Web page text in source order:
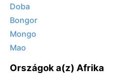
Doba
Bongor
Mongo
Mao
Országok a(z) Afrika